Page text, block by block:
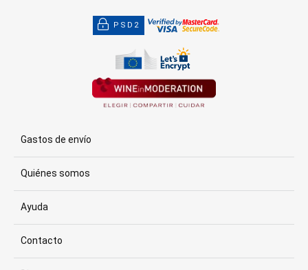
PSD2
Gastos de envío
Quiénes somos
Ayuda
Contacto